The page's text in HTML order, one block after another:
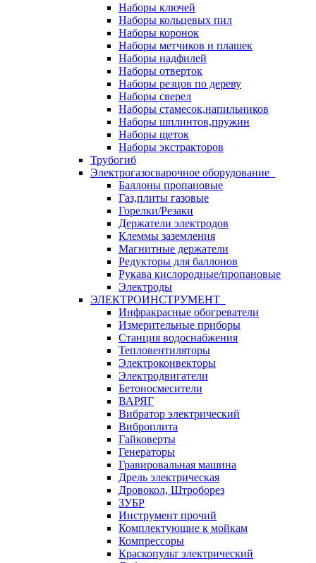
Наборы ключей
Наборы кольцевых пил
Наборы коронок
Наборы метчиков и плашек
Наборы надфилей
Наборы отверток
Наборы резцов по дереву
Наборы сверел
Наборы стамесок,напильников
Наборы шплинтов,пружин
Наборы щеток
Наборы экстракторов
Трубогиб
Электрогазосварочное оборудование
Баллоны пропановые
Газ,плиты газовые
Горелки/Резаки
Держатели электродов
Клеммы заземления
Магнитные держатели
Редукторы для баллонов
Рукава кислородные/пропановые
Электроды
ЭЛЕКТРОИНСТРУМЕНТ
Инфракрасные обогреватели
Измерительные приборы
Станция водоснабжения
Тепловентиляторы
Электроконвекторы
Электродвигатели
Бетоносмесители
ВАРЯГ
Вибратор электрический
Виброплита
Гайковерты
Генераторы
Гравировальная машина
Дрель электрическая
Дровокол, Штроборез
ЗУБР
Инструмент прочий
Комплектующие к мойкам
Компрессоры
Краскопульт электрический